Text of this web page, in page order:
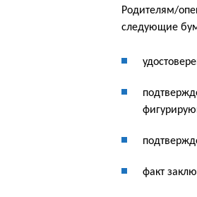
Родителям/
следующие
факт